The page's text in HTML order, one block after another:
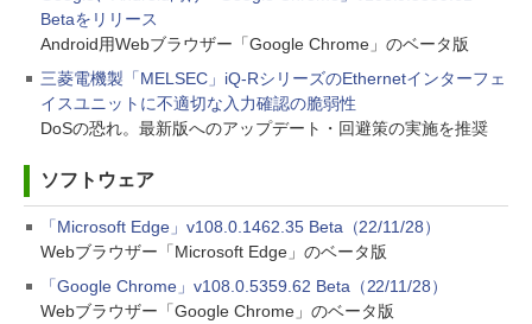
Betaをリリース
Android用Webブラウザー「Google Chrome」のベータ版
三菱電機製「MELSEC」iQ-RシリーズのEthernetインターフェ
イスユニットに不適切な入力確認の脆弱性
DoSの恐れ。最新版へのアップデート・回避策の実施を推奨
ソフトウェア
「Microsoft Edge」v108.0.1462.35 Beta（22/11/28）
Webブラウザー「Microsoft Edge」のベータ版
「Google Chrome」v108.0.5359.62 Beta（22/11/28）
Webブラウザー「Google Chrome」のベータ版